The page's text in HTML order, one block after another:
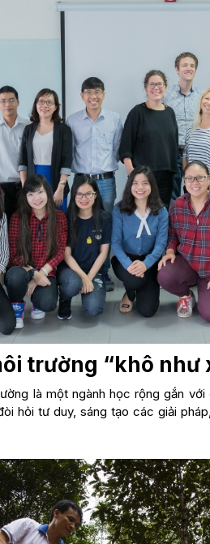
trường “khô như
là một ngành học rộng gắn
hỏi tư duy, sáng tạo các giải